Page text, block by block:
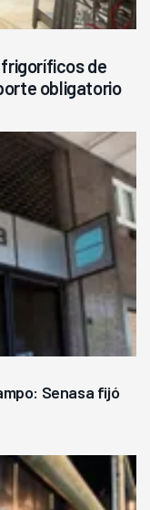
de
obligatorio
Senasa fijó